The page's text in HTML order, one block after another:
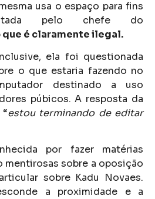
usa o espaço para fins
pelo chefe do
é claramente ilegal.
ela foi questionada
o que estaria fazendo no
destinado a uso
púbicos. A resposta da
estou terminando de editar
por fazer matérias
mentirosas sobre a oposição
sobre Kadu Novaes.
a proximidade e a